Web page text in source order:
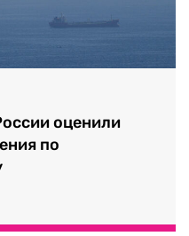
оценили
по